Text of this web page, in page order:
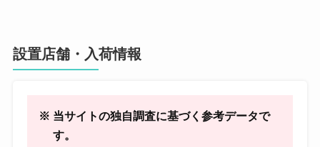
設置店舗・入荷情報
※ 当サイトの独自調査に基づく参考データで
す。